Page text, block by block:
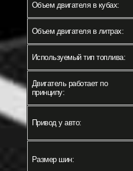
Объем двигателя в кубах:
Объем двигателя в литрах:
Используемый тип топлива:
Двигатель работает по
принципу:
Привод у авто:
Размер шин: